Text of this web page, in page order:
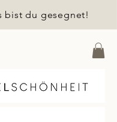
bist du gesegnet!